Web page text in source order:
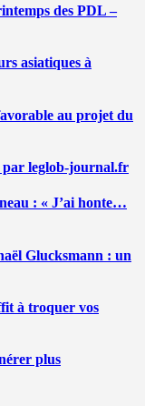
des PDL –
asiatiques à
au projet du
par leglob-journal.fr
: « J’ai honte…
Glucksmann : un
à troquer vos
plus